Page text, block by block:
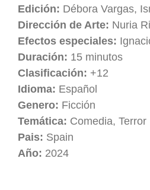
Edición: Débora Vargas,
Dirección de Arte: Nuria
Efectos especiales:
Duración: 15 minutos
Clasificación: +12
Idioma: Español
Genero: Ficción
Temática: Comedia, Terror
Pais: Spain
Año: 2024